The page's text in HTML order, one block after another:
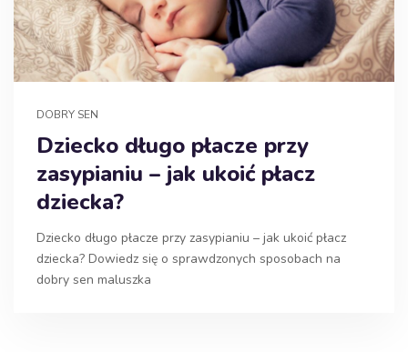
DOBRY SEN
Dziecko długo płacze przy
zasypianiu – jak ukoić płacz
dziecka?
Dziecko długo płacze przy zasypianiu – jak ukoić płacz
dziecka? Dowiedz się o sprawdzonych sposobach na
dobry sen maluszka